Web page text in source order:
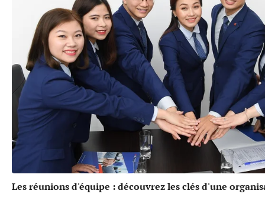
Les réunions d'équipe : découvrez les clés d'une